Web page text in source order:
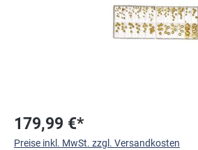
179,99 €*
Preise inkl. MwSt. zzgl. Versandkosten